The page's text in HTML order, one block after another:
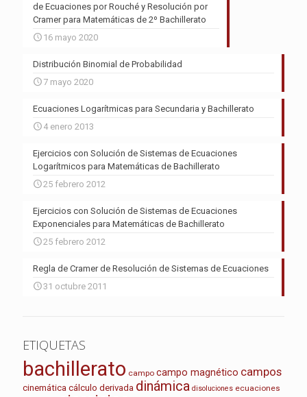
de Ecuaciones por Rouché y Resolución por
Cramer para Matemáticas de 2º Bachillerato
16 mayo 2020
Distribución Binomial de Probabilidad
7 mayo 2020
Ecuaciones Logarítmicas para Secundaria y Bachillerato
4 enero 2013
Ejercicios con Solución de Sistemas de Ecuaciones
Logarítmicos para Matemáticas de Bachillerato
25 febrero 2012
Ejercicios con Solución de Sistemas de Ecuaciones
Exponenciales para Matemáticas de Bachillerato
25 febrero 2012
Regla de Cramer de Resolución de Sistemas de Ecuaciones
31 octubre 2011
ETIQUETAS
bachillerato campo campo magnético campos
cinemática cálculo derivada dinámica disoluciones ecuaciones